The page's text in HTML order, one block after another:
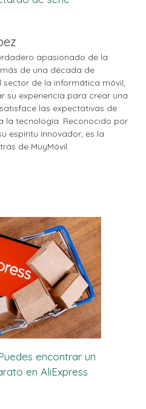
apasionado de la
de una década de
sector de la informática móvil,
su experiencia para crear una
las expectativas de
la tecnología. Reconocido por
espíritu innovador, es la
de MuyMóvil.
encontrar un
en AliExpress